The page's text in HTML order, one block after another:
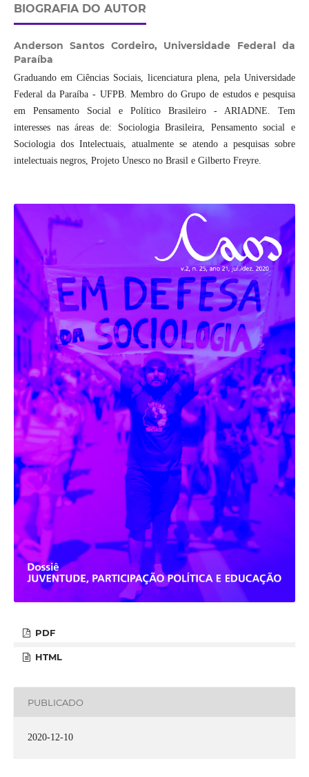
BIOGRAFIA DO AUTOR
Anderson Santos Cordeiro, Universidade Federal da
Paraíba
Graduando em Ciências Sociais, licenciatura plena, pela Universidade
Federal da Paraíba - UFPB. Membro do Grupo de estudos e pesquisa
em Pensamento Social e Político Brasileiro - ARIADNE. Tem
interesses nas áreas de: Sociologia Brasileira, Pensamento social e
Sociologia dos Intelectuais, atualmente se atendo a pesquisas sobre
intelectuais negros, Projeto Unesco no Brasil e Gilberto Freyre.
PDF
HTML
PUBLICADO
2020-12-10